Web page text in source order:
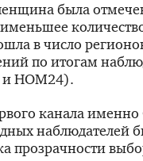
была
в число
по итогам
и НОМ24).
канала
наблюдателей
прозрачности